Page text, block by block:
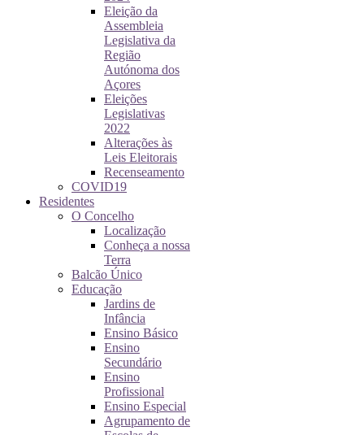
Eleição da
Assembleia
Legislativa da
Região
Autónoma dos
Açores
Eleições
Legislativas
2022
Alterações às
Leis Eleitorais
Recenseamento
COVID19
Residentes
O Concelho
Localização
Conheça a nossa
Terra
Balcão Único
Educação
Jardins de
Infância
Ensino Básico
Ensino
Secundário
Ensino
Profissional
Ensino Especial
Agrupamento de